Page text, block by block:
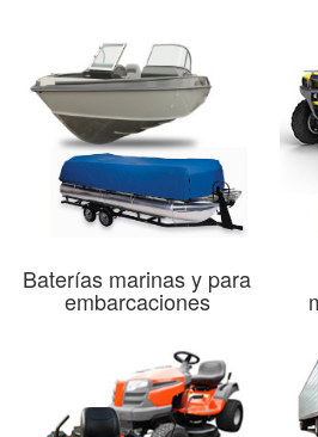
Baterías marinas y para
embarcaciones